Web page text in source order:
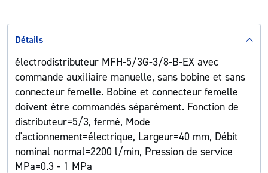
Détails
électrodistributeur MFH-5/3G-3/8-B-EX avec
commande auxiliaire manuelle, sans bobine et sans
connecteur femelle. Bobine et connecteur femelle
doivent être commandés séparément. Fonction de
distributeur=5/3, fermé, Mode
d'actionnement=électrique, Largeur=40 mm, Débit
nominal normal=2200 l/min, Pression de service
MPa=0.3 - 1 MPa